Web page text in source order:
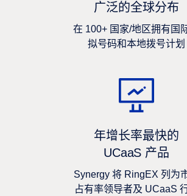
广泛的全球分布
在 100+ 国家/地区拥有国
拟号码和本地拨号计划
年增长率最快的
UCaaS 产品
Synergy 将 RingEX 列为
占有率领导者及 UCaaS